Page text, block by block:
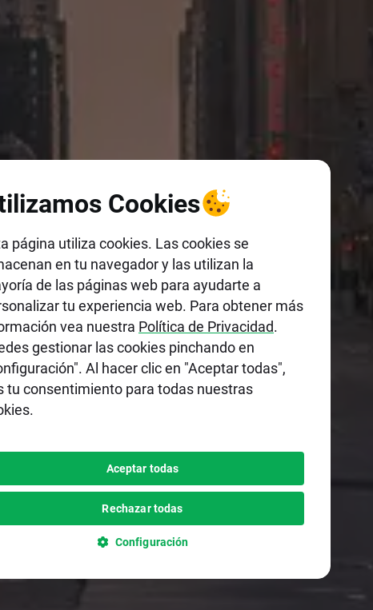
Cookies
página utiliza cookies. Las cookies se
en tu navegador y las utilizan la
de las páginas web para ayudarte a
tu experiencia web. Para obtener más
vea nuestra Política de Privacidad.
gestionar las cookies pinchando en
Al hacer clic en "Aceptar todas",
tu consentimiento para todas nuestras
Aceptar todas
Rechazar todas
Configuración